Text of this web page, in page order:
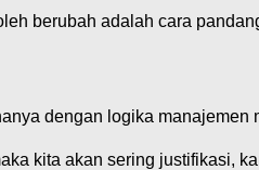
berubah adalah cara
dengan logika
kita akan sering justifikasi,